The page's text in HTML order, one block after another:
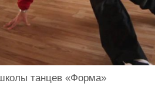
танцев «Форма»